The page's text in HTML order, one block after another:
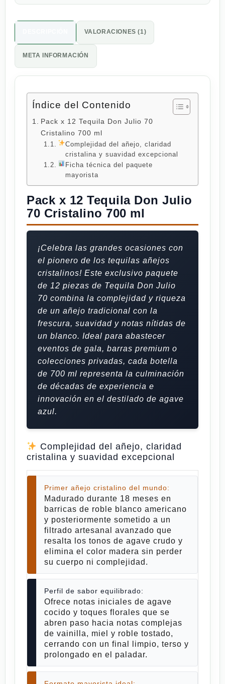
VALORACIONES (1)
META INFORMACIÓN
Índice del Contenido
Pack x 12 Tequila Don Julio 70
Cristalino 700 ml
Complejidad del añejo, claridad
cristalina y suavidad excepcional
Ficha técnica del paquete
mayorista
Pack x 12 Tequila Don Julio
70 Cristalino 700 ml
¡Celebra las grandes ocasiones con
el pionero de los tequilas añejos
cristalinos! Este exclusivo paquete
de 12 piezas de Tequila Don Julio
70 combina la complejidad y riqueza
de un añejo tradicional con la
frescura, suavidad y notas nítidas de
un blanco. Ideal para abastecer
eventos de gala, barras premium o
colecciones privadas, cada botella
de 700 ml representa la culminación
de décadas de experiencia e
innovación en el destilado de agave
azul.
Complejidad del añejo, claridad
cristalina y suavidad excepcional
Primer añejo cristalino del mundo:
Madurado durante 18 meses en
barricas de roble blanco americano
y posteriormente sometido a un
filtrado artesanal avanzado que
resalta los tonos de agave crudo y
elimina el color madera sin perder
su cuerpo ni complejidad.
Perfil de sabor equilibrado:
Ofrece notas iniciales de agave
cocido y toques florales que se
abren paso hacia notas complejas
de vainilla, miel y roble tostado,
cerrando con un final limpio, terso y
prolongado en el paladar.